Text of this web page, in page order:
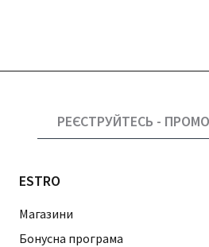
РЕЄСТРУЙТЕСЬ -
ESTRO
Магазини
Бонусна програма